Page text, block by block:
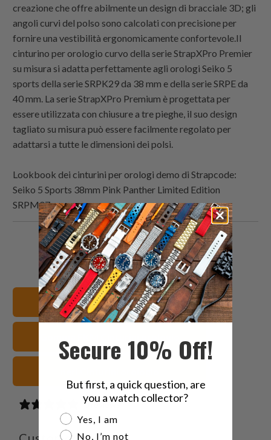
creazione che offre abilmente un design di bracciale 3D; gli
angoli curvi del polso sono calcolati con precisione per
fornire una vestibilità ergonomicamente confortevole.Il
cinturino per orologio curvo della serie StrapXPro Premier
su misura si adatta perfettamente agli orologi Seiko 5
sports della serie SRPK29 da 38 mm e della serie SRPE da
40 mm. La serie StrapXPro Premium è progettata per
essere utilizzata con chiusure a tre pieghe, il suo design
tagliato su misura può essere facilmente regolato per
adattarsi a tutte le dimensioni dei polsi.
Lookbook dei cinturini per orologi demo diStrapcode:
Seiko 5 Sports 38mm Pink Panther Limited Edition
SRPM07
Condividi
questo
su
Twitter
Share
this
on
Facebook
Condividi
questo
su
Pinterest
Email
this
to
a
friend
20mm Cinturini orologio
0 reviews
Secure 10% Off!
But first, a quick question, are
you a watch collector?
Are you a watch collector?
Yes, I am
No, I’m not